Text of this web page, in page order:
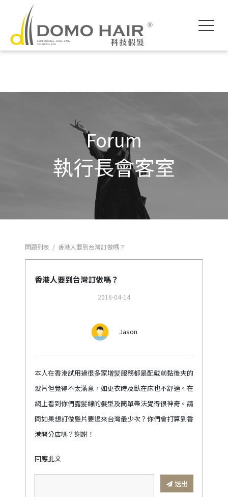
Forum
執行長會客室
問題列表 / 香港人要到台灣訂做嗎？
香港人要到台灣訂做嗎？
2016-04-14
Jason
本人在香港試用過很多家增髪服務都是配戴前黏後夾的
髮片但覺得不太滿意，如更衣時及臥在床也不舒適。在
網上看到你們露髪線的髮型及簡單帶法覺得很神奇。請
問如果想訂做髮片要過來台灣最少次？你們會打算到香
港開分店嗎？謝謝！
回應此文
送出